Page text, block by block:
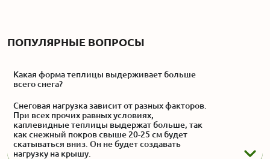
ПОПУЛЯРНЫЕ ВОПРОСЫ
Какая форма теплицы выдерживает больше
всего снега?
Снеговая нагрузка зависит от разных факторов.
При всех прочих равных условиях,
каплевидные теплицы выдержат больше, так
как снежный покров свыше 20-25 см будет
скатываться вниз. Он не будет создавать
нагрузку на крышу.